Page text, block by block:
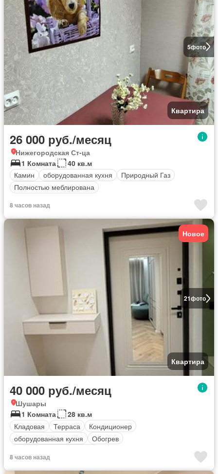
5фото
Квартира
26 000 руб./месяц
Нижегородская Ст-ца
1 Комната
40 кв.м
Камин
оборудованная кухня
Природный Газ
Полностью меблирована
8 часов назад
21фото
Новое
Квартира
40 000 руб./месяц
Шушары
1 Комната
28 кв.м
Кладовая
Терраса
Кондиционер
оборудованная кухня
Обогрев
8 часов назад